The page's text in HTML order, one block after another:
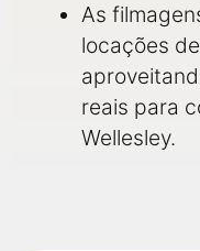
As
locações
reais para
Wellesley.